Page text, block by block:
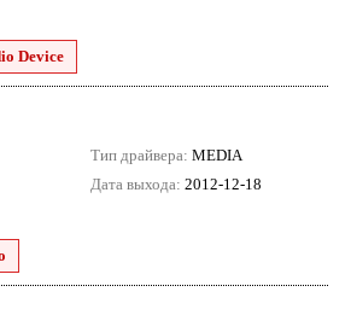
Device
Тип драйвера: MEDIA
Дата выхода: 2012-12-18